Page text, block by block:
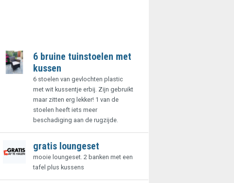
6 bruine tuinstoelen met
kussen
6 stoelen van gevlochten plastic
met wit kussentje erbij. Zijn gebruikt
maar zitten erg lekker! 1 van de
stoelen heeft iets meer
beschadiging aan de rugzijde.
gratis loungeset
mooie loungeset. 2 banken met een
tafel plus kussens